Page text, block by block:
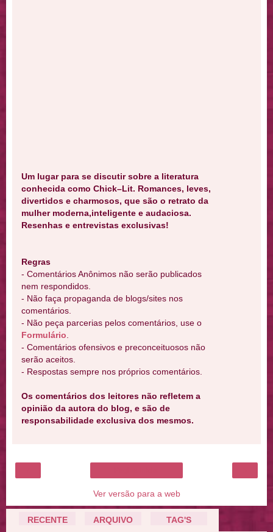
Um lugar para se discutir sobre a literatura
conhecida como Chick–Lit. Romances, leves,
divertidos e charmosos, que são o retrato da
mulher moderna,inteligente e audaciosa.
Resenhas e entrevistas exclusivas!
Regras
- Comentários Anônimos não serão publicados
nem respondidos.
- Não faça propaganda de blogs/sites nos
comentários.
- Não peça parcerias pelos comentários, use o
Formulário
- Comentários ofensivos e preconceituosos não
serão aceitos.
- Respostas sempre nos próprios comentários.
Os comentários dos leitores não refletem a
opinião da autora do blog, e são de
responsabilidade exclusiva dos mesmos.
Ver versão para a web
RECENTE ARQUIVO TAG'S